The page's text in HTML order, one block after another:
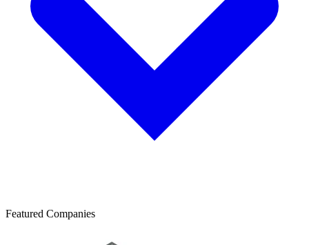
Featured Companies